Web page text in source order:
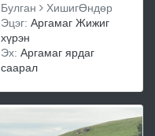
Булган
ХишигӨндөр
Эцэг: Аргамаг Жижиг
хүрэн
Эх: Аргамаг ярдаг
саарал